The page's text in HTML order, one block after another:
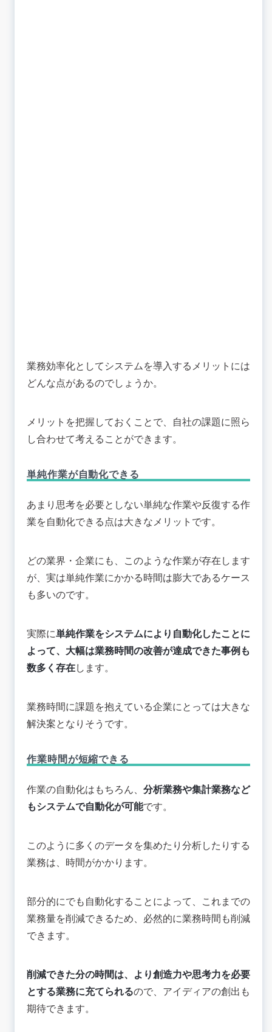
業務効率化としてシステムを導入するメリットには
どんな点があるのでしょうか。
メリットを把握しておくことで、自社の課題に照ら
し合わせて考えることができます。
単純作業が自動化できる
あまり思考を必要としない単純な作業や反復する作
業を自動化できる点は大きなメリットです。
どの業界・企業にも、このような作業が存在します
が、実は単純作業にかかる時間は膨大であるケース
も多いのです。
実際に単純作業をシステムにより自動化したことに
よって、大幅は業務時間の改善が達成できた事例も
数多く存在します。
業務時間に課題を抱えている企業にとっては大きな
解決案となりそうです。
作業時間が短縮できる
作業の自動化はもちろん、 分析業務や集計業務など
もシステムで自動化が可能です。
このように多くのデータを集めたり分析したりする
業務は、時間がかかります。
部分的にでも自動化することによって、これまでの
業務量を削減できるため、必然的に業務時間も削減
できます。
削減できた分の時間は、より創造力や思考力を必要
とする業務に充てられるので、アイディアの創出も
期待できます。